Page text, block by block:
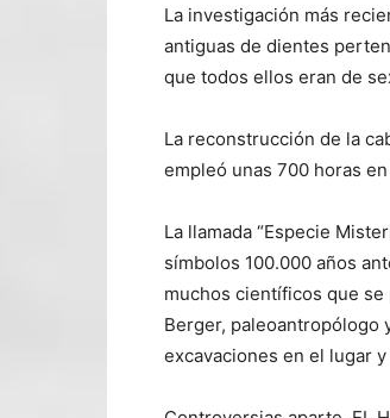
La investigación más
antiguas de dientes
que todos ellos eran de
La reconstrucción de la
empleó unas 700 horas
La llamada “Especie
símbolos 100.000 años
muchos científicos que se
Berger, paleoantropólogo
excavaciones en el lugar